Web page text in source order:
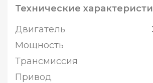
Технические
Двигатель
Мощность
Трансмиссия
Привод